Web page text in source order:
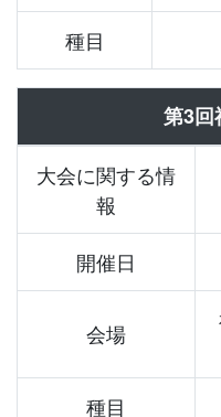
種目
第3回
大会に関する情
報
開催日
会場
種目